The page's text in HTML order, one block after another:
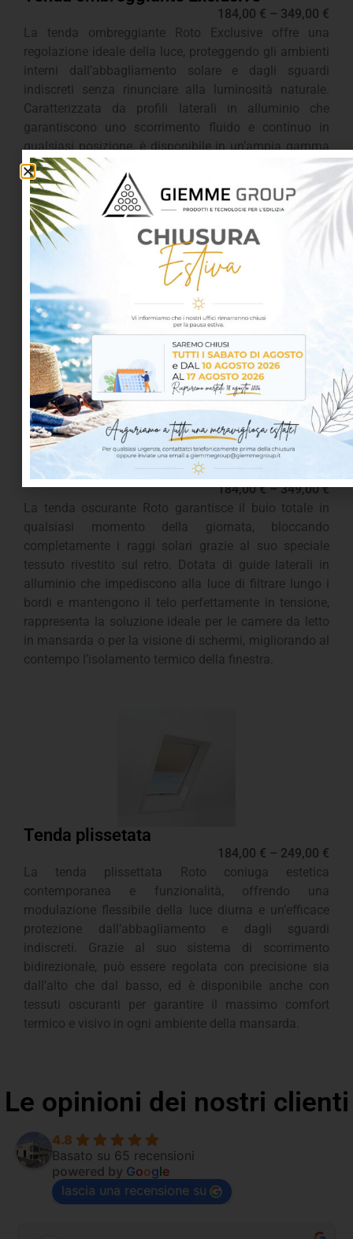
184,00 € – 349,00 €
La tenda ombreggiante Roto Exclusive offre una
regolazione ideale della luce, proteggendo gli ambienti
interni dall’abbagliamento solare e dagli sguardi
indiscreti senza rinunciare alla luminosità naturale.
Caratterizzata da profili laterali in alluminio che
garantiscono uno scorrimento fluido e continuo in
qualsiasi posizione, è disponibile in un’ampia gamma
di colori e tessuti per integrarsi perfettamente con il
design di ogni mansarda.
Tenda oscurante
184,00€ – 349,00€
La tenda oscurante Roto garantisce il buio totale in
qualsiasi momento della giornata, bloccando
completamente i raggi solari grazie al suo speciale
tessuto rivestito sul retro. Dotata di guide laterali in
alluminio che impediscono alla luce di filtrare lungo i
bordi e mantengono il telo perfettamente in tensione,
rappresenta la soluzione ideale per le camere da letto
in mansarda o per la visione di schermi, migliorando al
contempo l’isolamento termico della finestra.
Tenda plissetata
184,00 € – 249,00 €
La tenda plissettata Roto coniuga estetica
contemporanea e funzionalità, offrendo una
modulazione flessibile della luce diurna e un’efficace
protezione dall’abbagliamento e dagli sguardi
indiscreti. Grazie al suo sistema di scorrimento
bidirezionale, può essere regolata con precisione sia
dall’alto che dal basso, ed è disponibile anche con
tessuti oscuranti per garantire il massimo comfort
termico e visivo in ogni ambiente della mansarda.
Le opinioni dei nostri clienti
4.8
Basato su 65 recensioni
powered by Google
lascia una recensione su